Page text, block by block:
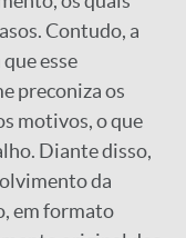
Contudo, a
esse
preconiza os
motivos, o que
Diante disso,
da
em formato